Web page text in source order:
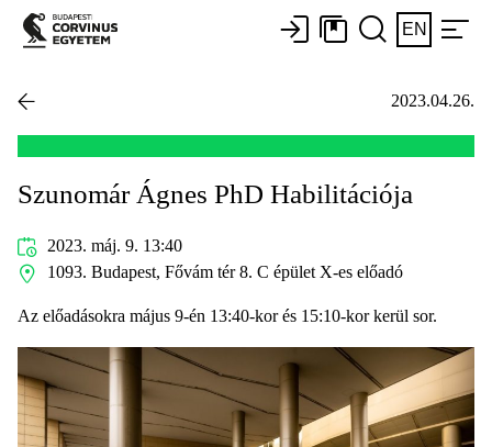
EN
2023.04.26.
Szunomár Ágnes PhD Habilitációja
2023. máj. 9. 13:40
1093. Budapest, Fővám tér 8. C épület X-es előadó
Az előadásokra május 9-én 13:40-kor és 15:10-kor kerül sor.